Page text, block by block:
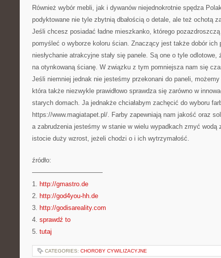
Również wybór mebli, jak i dywanów niejednokrotnie spędza
podyktowane nie tyle zbytnią dbałością o detale, ale też ochotą
Jeśli chcesz posiadać ładne mieszkanko, którego
pomyśleć o wyborze koloru ścian. Znaczący jest także dobór ich
niesłychanie atrakcyjne stały się panele. Są one o tyle odlotowe,
na otynkowaną ścianę. W związku z tym pomniejsza nam się
Jeśli niemniej jednak nie jesteśmy przekonani do paneli,
która także niezwykle prawidłowo sprawdza się zarówno w
starych domach. Ja jednakże chciałabym zachęcić do wyboru
https://www.magiatapet.pl/. Farby zapewniają nam jakość oraz
a zabrudzenia jesteśmy w stanie w wielu wypadkach zmyć wodą
istocie duży wzrost, jeżeli chodzi o i ich wytrzymałość.
źródło:
———————————
1. http://gmastro.de
2. http://god4you-hh.de
3. http://godisareality.com
4. sprawdź to
5. tutaj
CATEGORIES: CHOROBY CYWILIZACYJNE